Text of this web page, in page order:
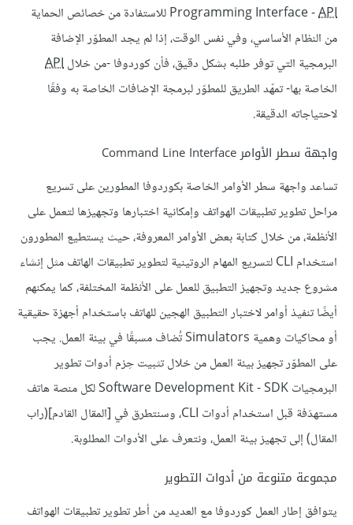
Programming Interface -API
للاستفادة من خصائص الحماية
من النظام الأساسي، وفي نفس الوقت، إذا لم يجد المطوّر الإضافة
البرمجية التي توفر طلبه بشكل دقيق، فأن كوردوفا -من خلالAPI
الخاصة بها- تمهّد الطريق للمطوّر لبرمجة الإضافات الخاصة به وفقًا
لاحتياجاته الدقيقة.
واجهة سطر الأوامر Command Line Interface
تساعد واجهة سطر الأوامر الخاصة بكوردوفا المطورين على تسريع
مراحل تطوير تطبيقات الهواتف وإمكانية اختبارها وتجهيزها لتعمل على
الأنظمة، من خلال كتابة بعض الأوامر المعروفة، حيث يستطيع المطورون
استخدام CLI لتسريع المهام الروتينية لتطوير تطبيقات الهاتف مثل إنشاء
مشروع جديد وتجهيز التطبيق للعمل على الأنظمة المختلفة، كما يمكنهم
أيضًا تنفيذ أوامر لاختبار التطبيق الهجين للهاتف باستخدام أجهزة حقيقية
أو محاكيات وهمية Simulators تُضاف مسبقًا في بيئة العمل. يجب
على المطوّر تجهيز بيئة العمل من خلال تثبيت حِزم أدوات تطوير
البرمجيات Software Development Kit - SDK لكل منصة هاتف
مستهدَفة قبل استخدام أدوات CLI، وسنتطرق في [المقال القادم](راب
المقال) إلى تجهيز بيئة العمل، ونتعرف على الأدوات المطلوبة.
مجموعة متنوعة من أدوات التطوير
يتوافق إطار العمل كوردوفا مع العديد من أطر تطوير تطبيقات الهواتف